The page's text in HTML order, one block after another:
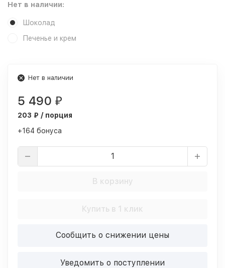
Нет в наличии:
Шоколад
Печенье и крем
Нет в наличии
5 490 ₽
203 ₽ / порция
+164 бонуса
В корзину
Купить в 1 клик
Сообщить о снижении цены
Уведомить о поступлении